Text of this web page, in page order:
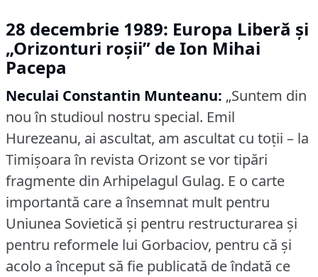
28 decembrie 1989: Europa Liberă și
„Orizonturi roșii” de Ion Mihai
Pacepa
Neculai Constantin Munteanu: „Suntem din
nou în studioul nostru special. Emil
Hurezeanu, ai ascultat, am ascultat cu toții – la
Timișoara în revista Orizont se vor tipări
fragmente din Arhipelagul Gulag. E o carte
importantă care a însemnat mult pentru
Uniunea Sovietică și pentru restructurarea și
pentru reformele lui Gorbaciov, pentru că și
acolo a început să fie publicată de îndată ce